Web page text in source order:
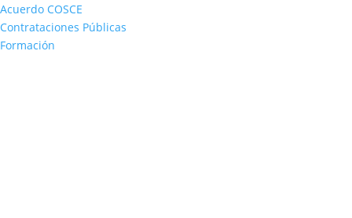
Acuerdo COSCE
Contrataciones Públicas
Formación